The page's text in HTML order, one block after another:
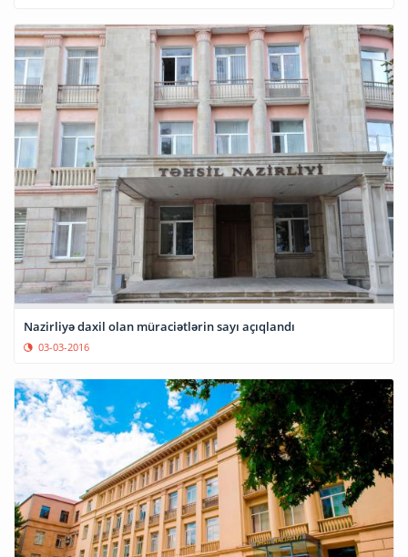
Nazirliyə daxil olan müraciətlərin sayı açıqlandı
03-03-2016